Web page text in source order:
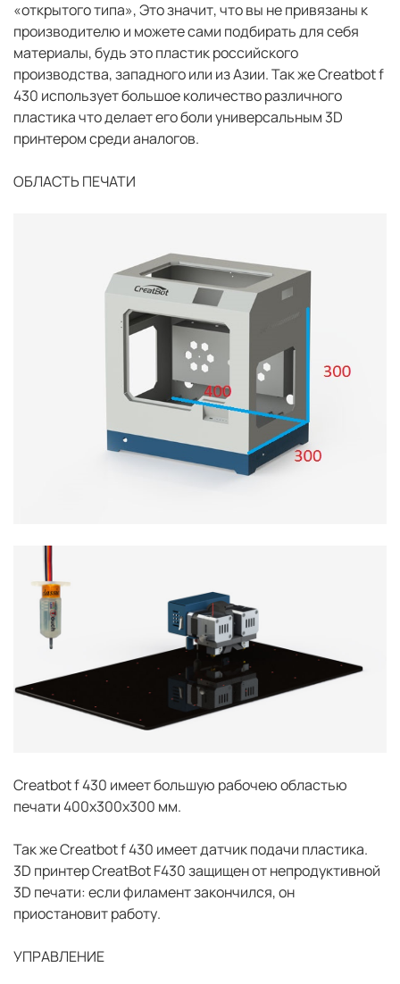
«открытого типа», Это значит, что вы не привязаны к
производителю и можете сами подбирать для себя
материалы, будь это пластик российского
производства, западного или из Азии. Так же Сreatbot f
430 использует большое количество различного
пластика что делает его боли универсальным 3D
принтером среди аналогов.
ОБЛАСТЬ ПЕЧАТИ
Сreatbot f 430 имеет большую рабочею областью
печати 400x300x300 мм.
Так же Сreatbot f 430 имеет датчик подачи пластика.
3D принтер CreatBot F430 защищен от непродуктивной
3D печати: если филамент закончился, он
приостановит работу.
УПРАВЛЕНИЕ